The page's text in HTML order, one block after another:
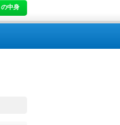
中身